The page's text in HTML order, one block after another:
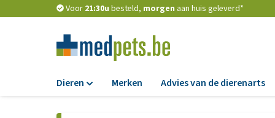
Voor 21:30u besteld, morgen aan huis geleverd*
Dieren Merken Advies van de dierenarts